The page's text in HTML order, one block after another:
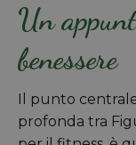
Un
benessere
Il punto
profonda tra